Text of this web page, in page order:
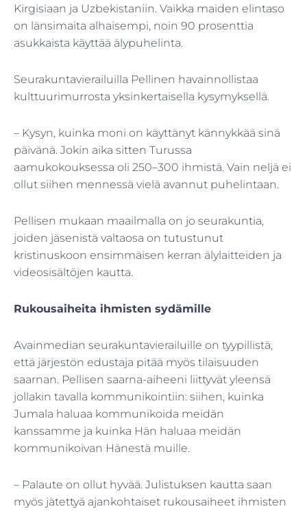
Kirgisiaan ja Uzbekistaniin. Vaikka maiden elintaso
on länsimaita alhaisempi, noin 90 prosenttia
asukkaista käyttää älypuhelinta.
Seurakuntavierailuilla Pellinen havainnollistaa
kulttuurimurrosta yksinkertaisella kysymyksellä.
– Kysyn, kuinka moni on käyttänyt kännykkää sinä
päivänä. Jokin aika sitten Turussa
aamukokouksessa oli 250–300 ihmistä. Vain neljä ei
ollut siihen mennessä vielä avannut puhelintaan.
Pellisen mukaan maailmalla on jo seurakuntia,
joiden jäsenistä valtaosa on tutustunut
kristinuskoon ensimmäisen kerran älylaitteiden ja
videosisältöjen kautta.
Rukousaiheita ihmisten sydämille
Avainmedian seurakuntavierailuille on tyypillistä,
että järjestön edustaja pitää myös tilaisuuden
saarnan. Pellisen saarna-aiheeni liittyvät yleensä
jollakin tavalla kommunikointiin: siihen, kuinka
Jumala haluaa kommunikoida meidän
kanssamme ja kuinka Hän haluaa meidän
kommunikoivan Hänestä muille.
– Palaute on ollut hyvää. Julistuksen kautta saan
myös jätettyä ajankohtaiset rukousaiheet ihmisten